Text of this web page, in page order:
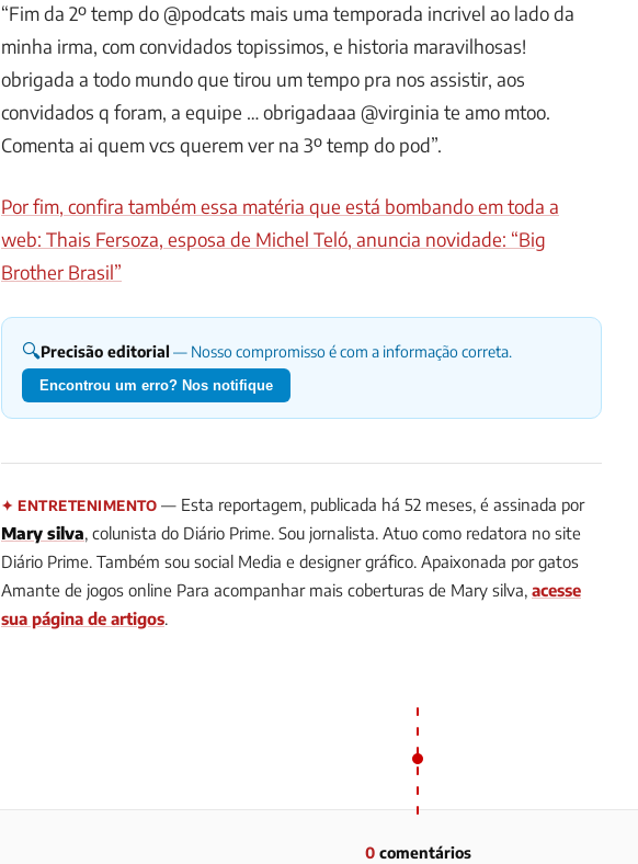
“Fim da 2º temp do @podcats mais uma temporada incrivel ao lado da
minha irma, com convidados topissimos, e historia maravilhosas!
obrigada a todo mundo que tirou um tempo pra nos assistir, aos
convidados q foram, a equipe … obrigadaaa @virginia te amo mtoo.
Comenta ai quem vcs querem ver na 3º temp do pod”.
Por fim, confira também essa matéria que está bombando em toda a
web: Thais Fersoza, esposa de Michel Teló, anuncia novidade: “Big
Brother Brasil”
🔍Precisão editorial — Nosso compromisso é com a informação correta.
Encontrou um erro? Nos notifique
✦ ENTRETENIMENTO — Esta reportagem, publicada há 52 meses, é assinada por
Mary silva, colunista do Diário Prime. Sou jornalista. Atuo como redatora no site
Diário Prime. Também sou social Media e designer gráfico. Apaixonada por gatos
Amante de jogos online Para acompanhar mais coberturas de Mary silva, acesse
sua página de artigos.
0comentários